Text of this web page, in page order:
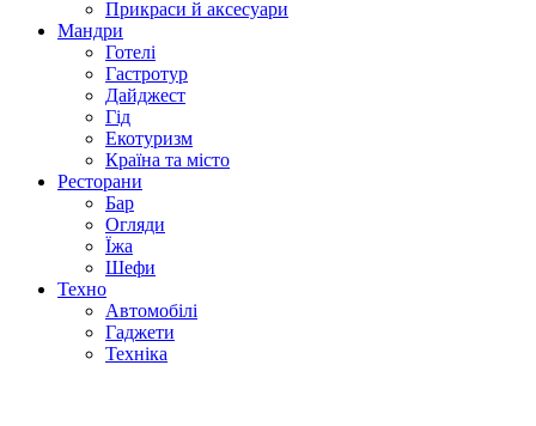
Прикраси й аксесуари
Мандри
Готелі
Гастротур
Дайджест
Гід
Екотуризм
Країна та місто
Ресторани
Бар
Огляди
Їжа
Шефи
Техно
Автомобілі
Гаджети
Техніка